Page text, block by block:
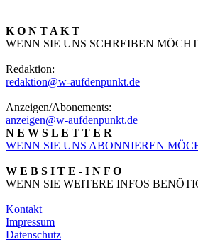
K O N T A K T
WENN SIE UNS SCHREIBEN
Redaktion:
redaktion@w-aufdenpunkt.de
Anzeigen/Abonements:
anzeigen@w-aufdenpunkt.de
N E W S L E T T E R
WENN SIE UNS ABONNIEREN
W E B S I T E - I N F O
WENN SIE WEITERE INFOS
Kontakt
Impressum
Datenschutz